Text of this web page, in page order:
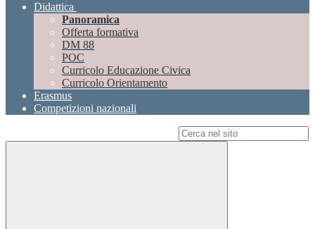
Didattica
Panoramica
Offerta formativa
DM 88
POC
Curricolo Educazione Civica
Curricolo Orientamento
Erasmus
Competizioni nazionali